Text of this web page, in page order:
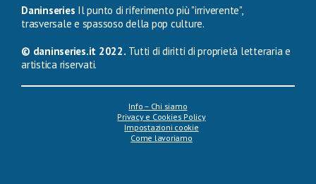
Daninseries Il punto di riferimento più "irriverente",
trasversale e spassoso della pop culture.
© daninseries.it 2022. Tutti di diritti di proprietà letteraria e
artistica riservati.
Info – Chi siamo
Privacy e Cookies Policy
Impostazioni cookie
Come lavoriamo